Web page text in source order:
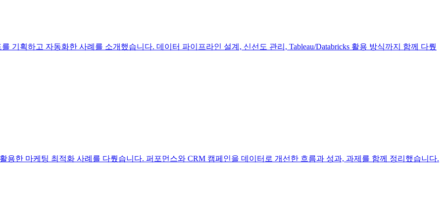
기획하고 자동화한 사례를 소개했습니다. 데이터 파이프라인 설계, 신선도 관리, Tableau/Databricks 활용 방식까지 함께 다뤘
용한 마케팅 최적화 사례를 다뤘습니다. 퍼포먼스와 CRM 캠페인을 데이터로 개선한 흐름과 성과, 과제를 함께 정리했습니다.